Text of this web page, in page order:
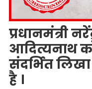
प्रधानमंत्री
आदित्यनाथ
संदर्भित
है ।